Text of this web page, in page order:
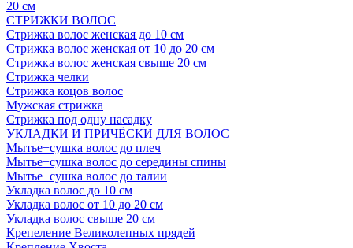
20 см
СТРИЖКИ ВОЛОС
Стрижка волос женская до 10 см
Стрижка волос женская от 10 до 20 см
Стрижка волос женская свыше 20 см
Стрижка челки
Стрижка коцов волос
Мужская стрижка
Стрижка под одну насадку
УКЛАДКИ И ПРИЧЁСКИ ДЛЯ ВОЛОС
Мытье+сушка волос до плеч
Мытье+сушка волос до середины спины
Мытье+сушка волос до талии
Укладка волос до 10 см
Укладка волос от 10 до 20 см
Укладка волос свыше 20 см
Крепеление Великолепных прядей